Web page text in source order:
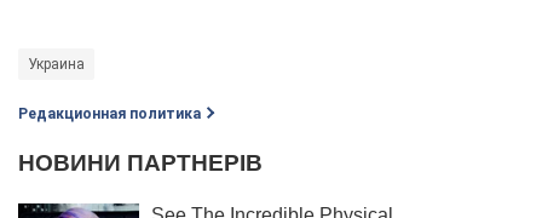
Украина
Редакционная политика